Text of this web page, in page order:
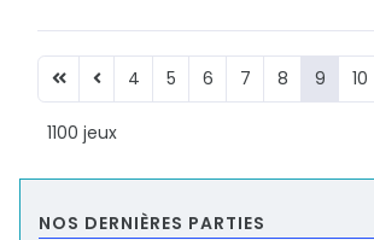
4 5 6 7 8 9 10
1100 jeux
NOS DERNIÈRES PARTIES